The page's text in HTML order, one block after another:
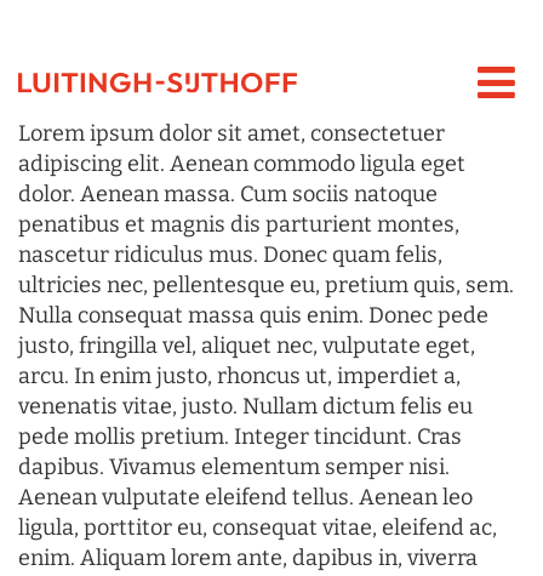
Lorem ipsum dolor sit amet, consectetuer
adipiscing elit. Aenean commodo ligula eget
dolor. Aenean massa. Cum sociis natoque
penatibus et magnis dis parturient montes,
nascetur ridiculus mus. Donec quam felis,
ultricies nec, pellentesque eu, pretium quis, sem.
Nulla consequat massa quis enim. Donec pede
justo, fringilla vel, aliquet nec, vulputate eget,
arcu. In enim justo, rhoncus ut, imperdiet a,
venenatis vitae, justo. Nullam dictum felis eu
pede mollis pretium. Integer tincidunt. Cras
dapibus. Vivamus elementum semper nisi.
Aenean vulputate eleifend tellus. Aenean leo
ligula, porttitor eu, consequat vitae, eleifend ac,
enim. Aliquam lorem ante, dapibus in, viverra